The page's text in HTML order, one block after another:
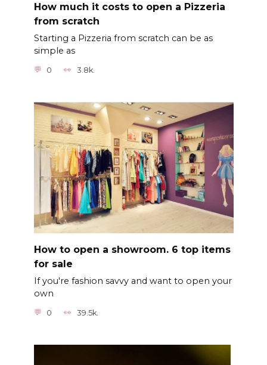
How much it costs to open a Pizzeria
from scratch
Starting a Pizzeria from scratch can be as
simple as
0 3.8k.
How to open a showroom. 6 top items
for sale
If you're fashion savvy and want to open your
own
0 39.5k.